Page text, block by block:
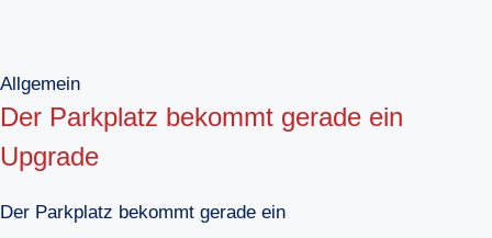
Allgemein
Der Parkplatz bekommt gerade ein
Upgrade
Der Parkplatz bekommt gerade ein